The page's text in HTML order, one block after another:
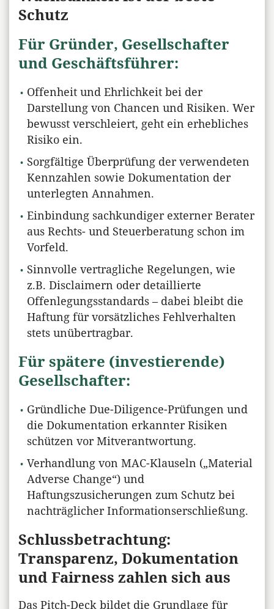
Schutz
Für Gründer, Gesellschafter
und Geschäftsführer:
Offenheit und Ehrlichkeit bei der
Darstellung von Chancen und Risiken. Wer
bewusst verschleiert, geht ein erhebliches
Risiko ein.
Sorgfältige Überprüfung der verwendeten
Kennzahlen sowie Dokumentation der
unterlegten Annahmen.
Einbindung sachkundiger externer Berater
aus Rechts- und Steuerberatung schon im
Vorfeld.
Sinnvolle vertragliche Regelungen, wie
z.B. Disclaimern oder detaillierte
Offenlegungsstandards – dabei bleibt die
Haftung für vorsätzliches Fehlverhalten
stets unübertragbar.
Für spätere (investierende)
Gesellschafter:
Gründliche Due-Diligence-Prüfungen und
die Dokumentation erkannter Risiken
schützen vor Mitverantwortung.
Verhandlung von MAC-Klauseln („Material
Adverse Change“) und
Haftungszusicherungen zum Schutz bei
nachträglicher Informationserschließung.
Schlussbetrachtung:
Transparenz, Dokumentation
und Fairness zahlen sich aus
Das Pitch-Deck bildet die Grundlage für